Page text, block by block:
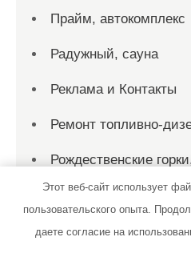
Прайм, автокомплекс
Радужный, сауна
Реклама и Контакты
Ремонт топливно-
Рождественские
Русская баня,
Русские Бани
Этот веб-сайт использует
пользовательского опыта.
даете согласие на